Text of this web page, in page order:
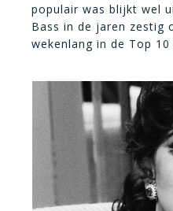
populair was blijkt wel
Bass in de jaren zestig
wekenlang in de Top 10